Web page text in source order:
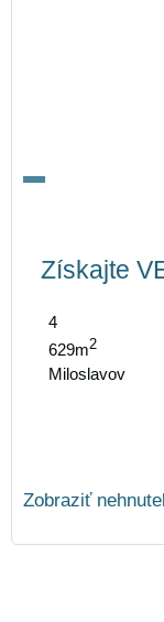
Získajte
4
629m2
Miloslavov
Zobraziť